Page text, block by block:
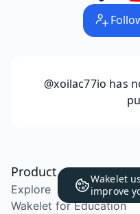
@xoilac77io has
Wakelet
improve
Product
Explore
Wakelet for Education